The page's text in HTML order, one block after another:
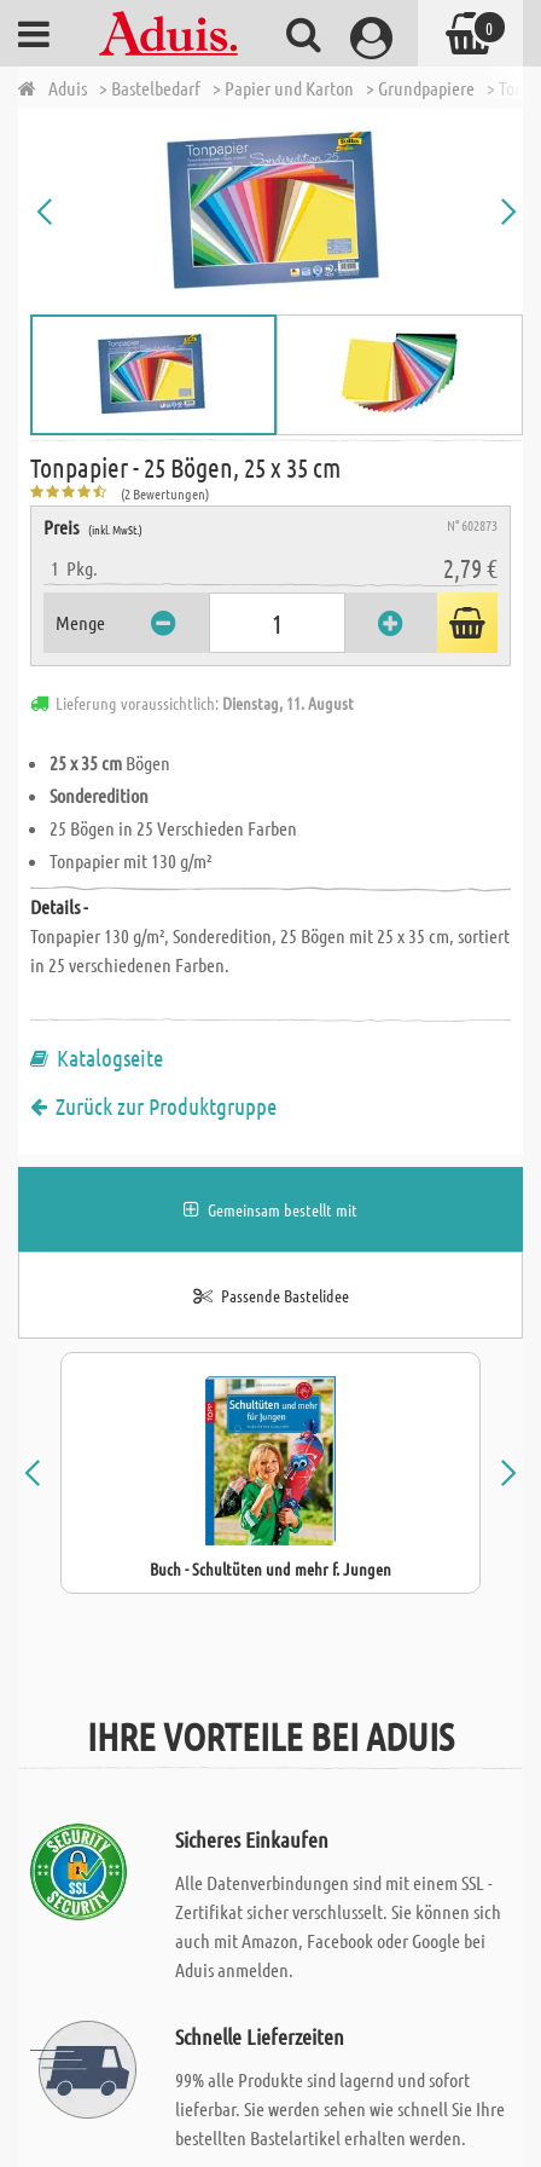
Aduis > Bastelbedarf > Papier und Karton > Grundpapiere >
Tonpapier - 25 Bögen, 25 x 35 cm
(2 Bewertungen)
Preis (inkl. MwSt.) N° 602873
1 Pkg. 2,79 €
Menge
Lieferung voraussichtlich: Dienstag, 11. August
25 x 35 cm Bögen
Sonderedition
25 Bögen in 25 Verschieden Farben
Tonpapier mit 130 g/m²
Details -
Tonpapier 130 g/m², Sonderedition, 25 Bögen mit 25 x 35 cm, sortiert
in 25 verschiedenen Farben.
Katalogseite
Zurück zur Produktgruppe
Gemeinsam bestellt mit
Passende Bastelidee
Buch - Schultüten und mehr f. Jungen
IHRE VORTEILE BEI ADUIS
Sicheres Einkaufen
Alle Datenverbindungen sind mit einem SSL -
Zertifikat sicher verschlusselt. Sie können sich
auch mit Amazon, Facebook oder Google bei
Aduis anmelden.
Schnelle Lieferzeiten
99% alle Produkte sind lagernd und sofort
lieferbar. Sie werden sehen wie schnell Sie Ihre
bestellten Bastelartikel erhalten werden.
0